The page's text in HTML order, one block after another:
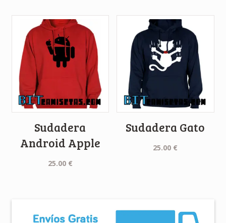
Sudadera
Android Apple
25.00 €
Sudadera Gato
25.00 €